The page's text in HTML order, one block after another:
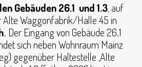
Gebäuden 26.1 und 1.3, auf
Alte Waggonfabrik/Halle 45 in
. Der Eingang von Gebäude 26.1
sich neben Wohnraum Mainz
gegenüber Haltestelle ‚Alte